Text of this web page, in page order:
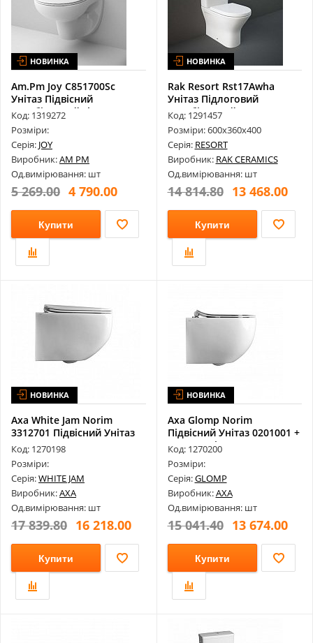
НОВИНКА
Am.Pm Joy C851700Sc
Унітаз Підвісний
Безобідковий Fl...
Код: 1319272
Розміри:
Серія: JOY
Виробник:AM PM
Од.вимірювання: шт
5 269.00 4 790.00
Купити
НОВИНКА
Rak Resort Rst17Awha
Унітаз Підлоговий
Безобідковий ...
Код: 1291457
Розміри: 600х360х400
Серія: RESORT
Виробник: RAK CERAMICS
Од.вимірювання: шт
14 814.80 13 468.00
Купити
НОВИНКА
Axa White Jam Norim
3312701 Підвісний Унітаз
520X340...
Код: 1270198
Розміри:
Серія:WHITE JAM
Виробник:AXA
Од.вимірювання: шт
17 839.80 16 218.00
Купити
НОВИНКА
Axa Glomp Norim
Підвісний Унітаз 0201001 +
Окремо Fi...
Код: 1270200
Розміри:
Серія:GLOMP
Виробник:AXA
Од.вимірювання: шт
15 041.40 13 674.00
Купити